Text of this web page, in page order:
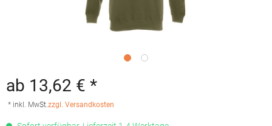
ab 13,62 € *
* inkl. MwSt.zzgl. Versandkosten